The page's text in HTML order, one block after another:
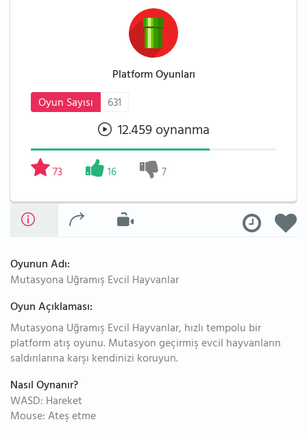
Platform Oyunları
Oyun Sayısı
631
12.459 oynanma
73 16 7
Oyunun Adı:
Mutasyona Uğramış Evcil Hayvanlar
Oyun Açıklaması:
Mutasyona Uğramış Evcil Hayvanlar, hızlı tempolu bir
platform atış oyunu. Mutasyon geçirmiş evcil hayvanların
saldırılarına karşı kendinizi koruyun.
Nasıl Oynanır?
WASD: Hareket
Mouse: Ateş etme